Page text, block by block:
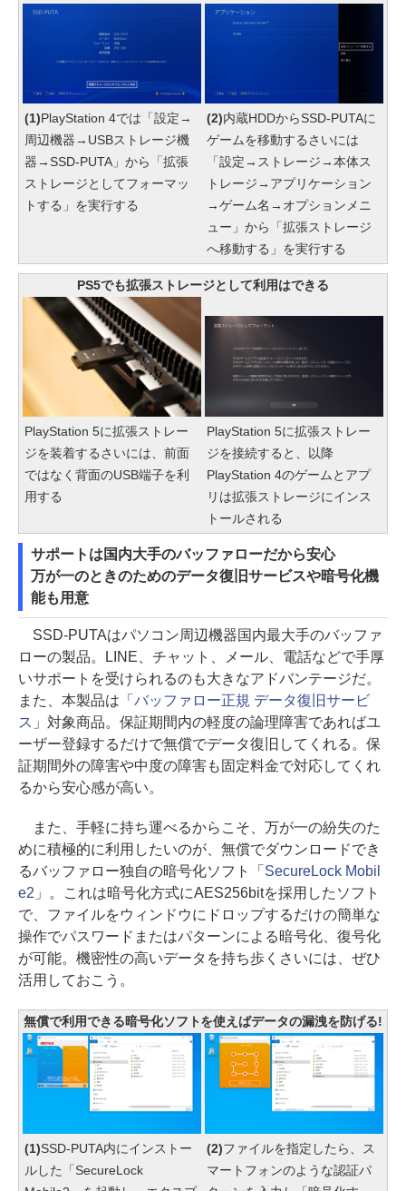
(1)PlayStation 4では「設定→
周辺機器→USBストレージ機
器→SSD-PUTA」から「拡張
ストレージとしてフォーマッ
トする」を実行する
(2)内蔵HDDからSSD-PUTAに
ゲームを移動するさいには
「設定→ストレージ→本体ス
トレージ→アプリケーション
→ゲーム名→オプションメニ
ュー」から「拡張ストレージ
へ移動する」を実行する
PS5でも拡張ストレージとして利用はできる
PlayStation 5に拡張ストレー
ジを装着するさいには、前面
ではなく背面のUSB端子を利
用する
PlayStation 5に拡張ストレー
ジを接続すると、以降
PlayStation 4のゲームとアプ
リは拡張ストレージにインス
トールされる
サポートは国内大手のバッファローだから安心
万が一のときのためのデータ復旧サービスや暗号化機
能も用意
SSD-PUTAはパソコン周辺機器国内最大手のバッファ
ローの製品。LINE、チャット、メール、電話などで手厚
いサポートを受けられるのも大きなアドバンテージだ。
また、本製品は「 バッファロー正規 データ復旧サービ
ス 」対象商品。保証期間内の軽度の論理障害であればユ
ーザー登録するだけで無償でデータ復旧してくれる。保
証期間外の障害や中度の障害も固定料金で対応してくれ
るから安心感が高い。
また、手軽に持ち運べるからこそ、万が一の紛失のた
めに積極的に利用したいのが、無償でダウンロードでき
るバッファロー独自の暗号化ソフト「 SecureLock Mobil
e2 」。これは暗号化方式にAES256bitを採用したソフト
で、ファイルをウィンドウにドロップするだけの簡単な
操作でパスワードまたはパターンによる暗号化、復号化
が可能。機密性の高いデータを持ち歩くさいには、ぜひ
活用しておこう。
無償で利用できる暗号化ソフトを使えばデータの漏洩を防げる!
(1)SSD-PUTA内にインストー
ルした「SecureLock
(2)ファイルを指定したら、ス
マートフォンのような認証パ